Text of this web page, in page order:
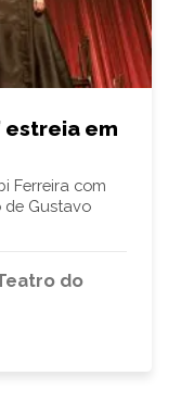
estreia em
Ferreira com
de Gustavo
do